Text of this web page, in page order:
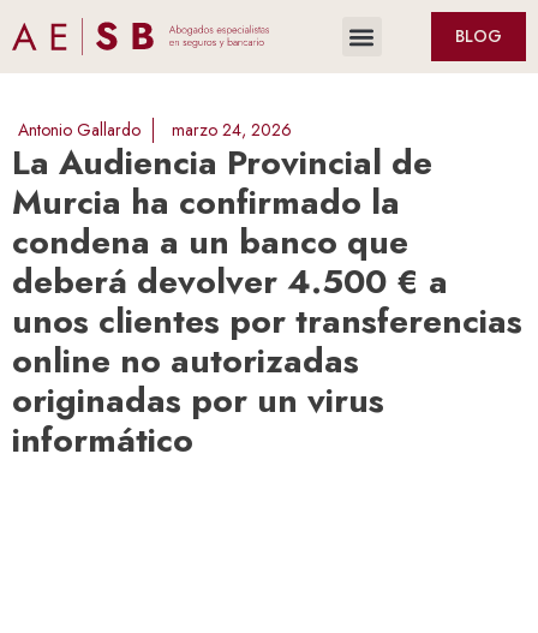
BLOG
Antonio Gallardo marzo 24, 2026
La Audiencia Provincial de
Murcia ha confirmado la
condena a un banco que
deberá devolver 4.500 € a
unos clientes por transferencias
online no autorizadas
originadas por un virus
informático